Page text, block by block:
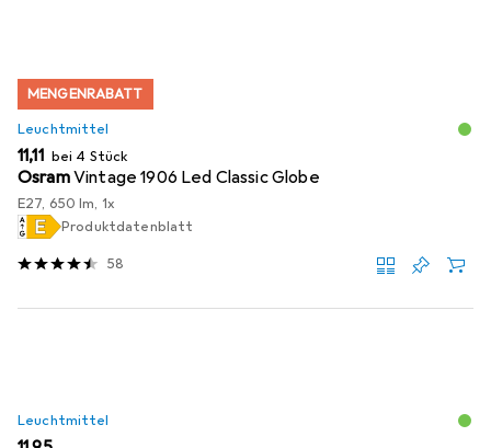
MENGENRABATT
Leuchtmittel
EUR
11,11 bei 4 Stück
OsramVintage 1906 Led Classic Globe
E27, 650 lm, 1x
Produktdatenblatt
58
Leuchtmittel